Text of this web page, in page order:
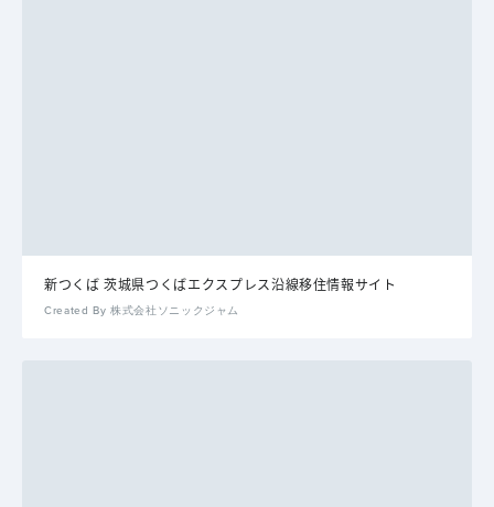
新つくば 茨城県つくばエクスプレス沿線移住情報サイト
Created By 株式会社ソニックジャム